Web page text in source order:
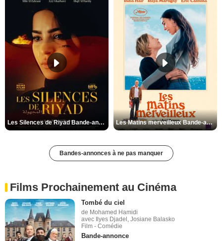
Les Silences de Riyad Bande-annonce VO STFR Les Matins merveilleux Bande-annonce VF
Bandes-annonces à ne pas manquer
Films Prochainement au Cinéma
Tombé du ciel
de Mohamed Hamidi
avec Ilyes Djadel, Josiane Balasko
Film - Comédie
Bande-annonce